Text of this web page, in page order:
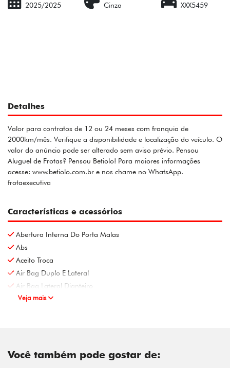
2025/2025 Cinza XXX5459
Detalhes
Valor para contratos de 12 ou 24 meses com franquia de
2000km/mês. Verifique a disponibilidade e localização do veículo. O
valor do anúncio pode ser alterado sem aviso prévio. Pensou
Aluguel de Frotas? Pensou Betiolo! Para maiores informações
acesse: www.betiolo.com.br e nos chame no WhatsApp.
frotaexecutiva
Características e acessórios
Abertura Interna Do Porta Malas
Abs
Aceito Troca
Air Bag Duplo E Lateral
Air Bag Lateral Dianteiro
Veja mais
Você também pode gostar de: